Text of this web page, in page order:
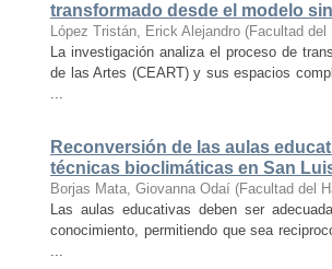
transformado desde el modelo
López Tristán, Erick Alejandro (Facultad del
La investigación analiza el proceso de
de las Artes (CEART) y sus espacios
...
Reconversión de las aulas
técnicas bioclimáticas en San
Borjas Mata, Giovanna Odaí (Facultad del
Las aulas educativas deben ser
conocimiento, permitiendo que sea
...